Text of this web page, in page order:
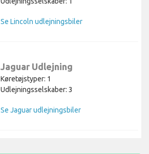
Se Lincoln udlejningsbiler
Jaguar Udlejning
Køretøjstyper: 1
Udlejningsselskaber: 3
Se Jaguar udlejningsbiler